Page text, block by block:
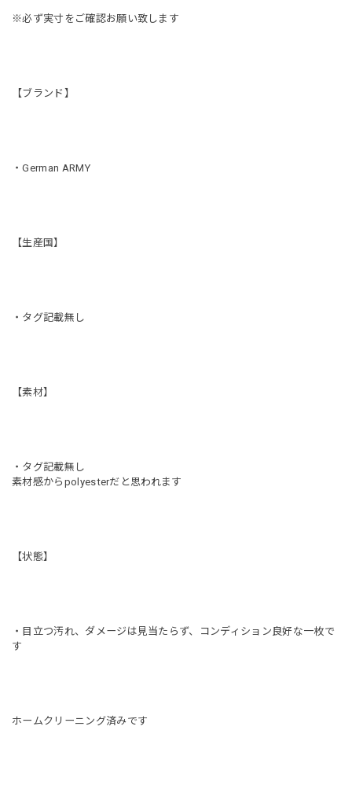
※必ず実寸をご確認お願い致します
【ブランド】
・German ARMY
【生産国】
・タグ記載無し
【素材】
・タグ記載無し
素材感からpolyesterだと思われます
【状態】
・目立つ汚れ、ダメージは見当たらず、コンディション良好な一枚で
す
ホームクリーニング済みです